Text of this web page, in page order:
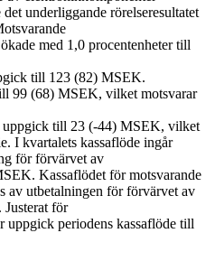
underliggande rörelseresultatet
med 1,0 procentenheter till
till 123 (82) MSEK.
99 (68) MSEK, vilket motsvarar
uppgick till 23 (-44) MSEK, vilket
I kvartalets kassaflöde ingår
för förvärvet av
Kassaflödet för motsvarande
av utbetalningen för förvärvet av
för
uppgick periodens kassaflöde till